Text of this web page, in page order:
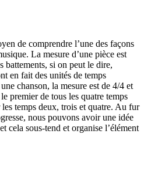
de comprendre l’une des façons
La mesure d’une pièce est
battements, si on peut le dire,
en fait des unités de temps
chanson, la mesure est de 4/4 et
premier de tous les quatre temps
temps deux, trois et quatre. Au fur
nous pouvons avoir une idée
cela sous-tend et organise l’élément